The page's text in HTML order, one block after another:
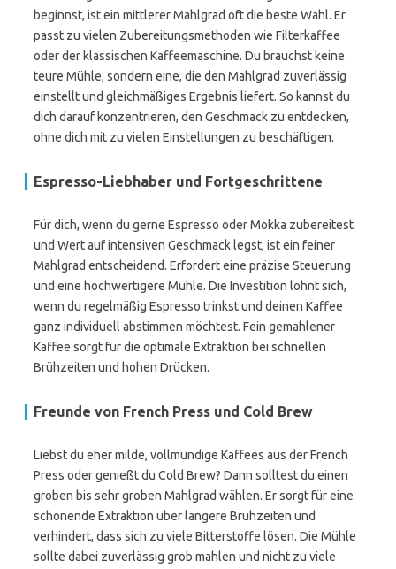
beginnst, ist ein mittlerer Mahlgrad oft die beste Wahl. Er
passt zu vielen Zubereitungsmethoden wie Filterkaffee
oder der klassischen Kaffeemaschine. Du brauchst keine
teure Mühle, sondern eine, die den Mahlgrad zuverlässig
einstellt und gleichmäßiges Ergebnis liefert. So kannst du
dich darauf konzentrieren, den Geschmack zu entdecken,
ohne dich mit zu vielen Einstellungen zu beschäftigen.
Espresso-Liebhaber und Fortgeschrittene
Für dich, wenn du gerne Espresso oder Mokka zubereitest
und Wert auf intensiven Geschmack legst, ist ein feiner
Mahlgrad entscheidend. Erfordert eine präzise Steuerung
und eine hochwertigere Mühle. Die Investition lohnt sich,
wenn du regelmäßig Espresso trinkst und deinen Kaffee
ganz individuell abstimmen möchtest. Fein gemahlener
Kaffee sorgt für die optimale Extraktion bei schnellen
Brühzeiten und hohen Drücken.
Freunde von French Press und Cold Brew
Liebst du eher milde, vollmundige Kaffees aus der French
Press oder genießt du Cold Brew? Dann solltest du einen
groben bis sehr groben Mahlgrad wählen. Er sorgt für eine
schonende Extraktion über längere Brühzeiten und
verhindert, dass sich zu viele Bitterstoffe lösen. Die Mühle
sollte dabei zuverlässig grob mahlen und nicht zu viele